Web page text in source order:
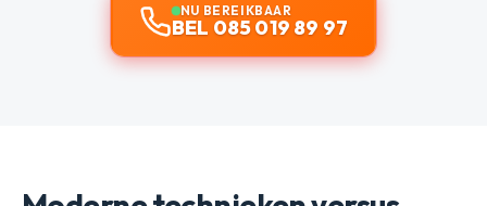
NU BEREIKBAAR
BEL 085 019 89 97